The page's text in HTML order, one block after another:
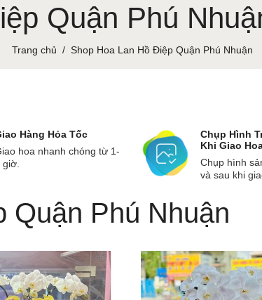
Quận Phú
Trang chủ Shop Hoa Lan Hồ Điệp Quận Phú Nhuận
Hàng Hỏa Tốc
hoa nhanh chóng từ 1-
giờ.
Chụp Hình
Khi Giao
Chụp hình
và sau khi
Quận Phú Nhuận